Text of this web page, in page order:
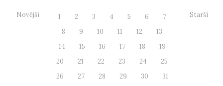
Novější 1 2 3 4 5 6
7
8
9 10 11 12
13
14
15 16 17 18
19
20
21 22 23 24
25
26
27 28 29 30
31
Starší